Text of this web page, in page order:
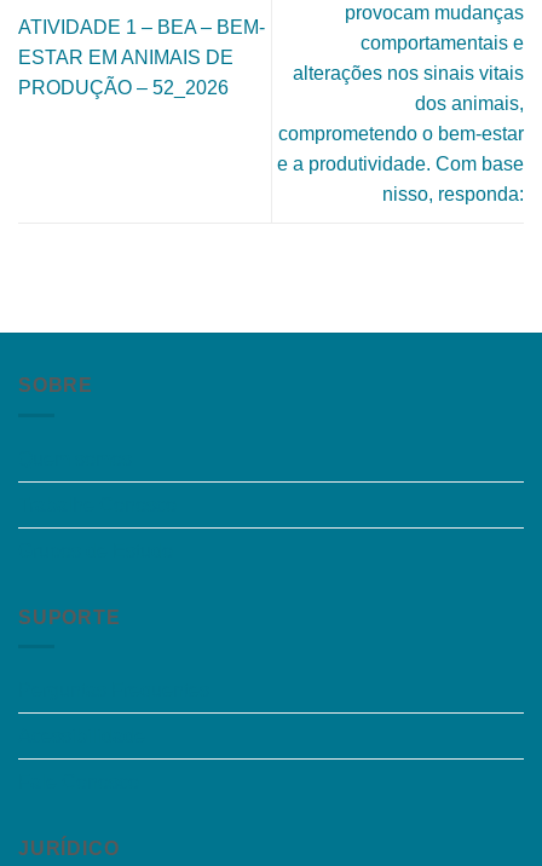
ATIVIDADE 1 – BEA – BEM-
ESTAR EM ANIMAIS DE
PRODUÇÃO – 52_2026
provocam mudanças
comportamentais e
alterações nos sinais vitais
dos animais,
comprometendo o bem-estar
e a produtividade. Com base
nisso, responda:
SOBRE
SUPORTE
JURÍDICO